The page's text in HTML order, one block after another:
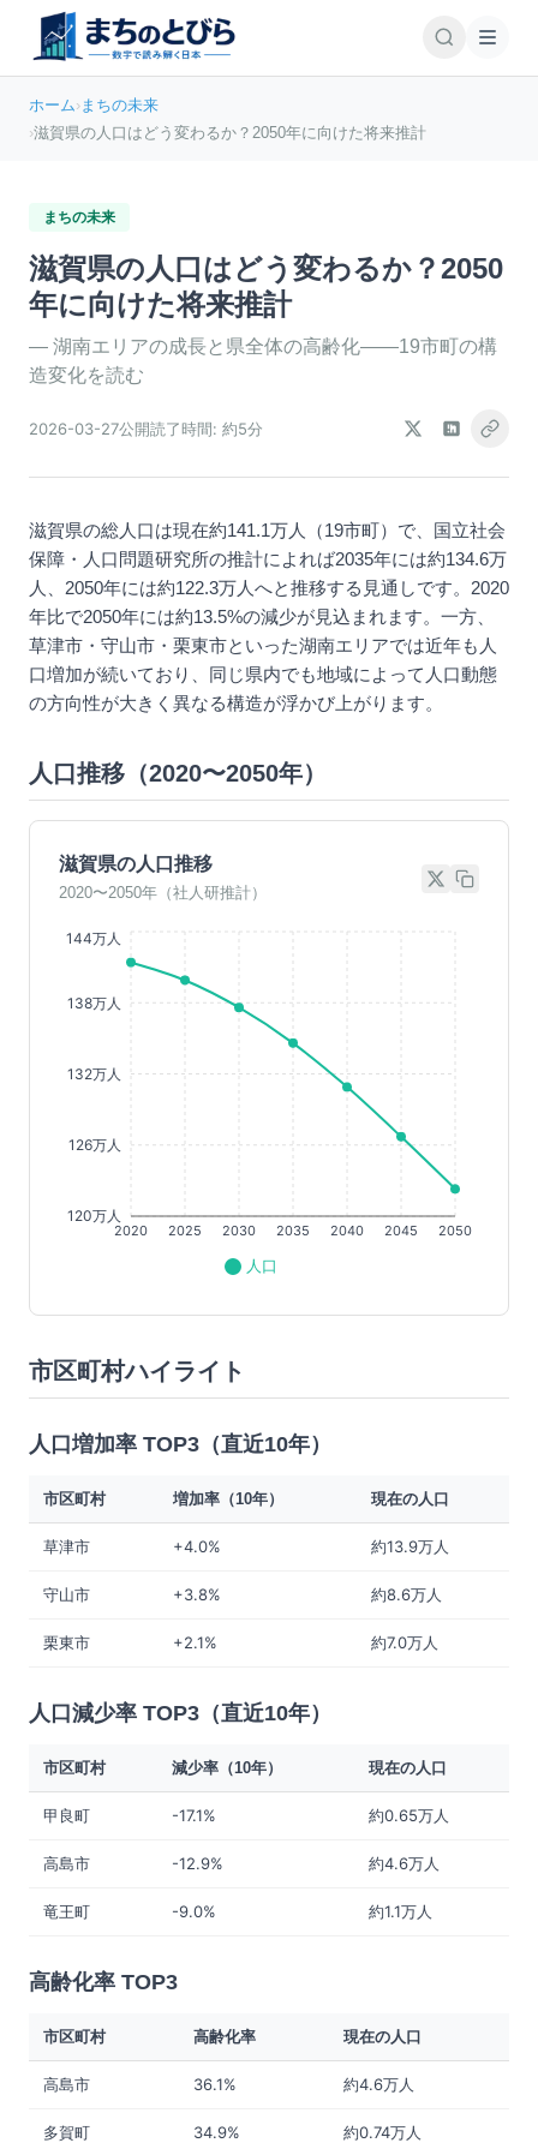
ホーム›まちの未来
›滋賀県の人口はどう変わるか？2050年に向けた将来推計
まちの未来
滋賀県の人口はどう変わるか？2050
年に向けた将来推計
— 湖南エリアの成長と県全体の高齢化——19市町の構
造変化を読む
2026-03-27公開読了時間: 約5分
滋賀県の総人口は現在約141.1万人（19市町）で、国立社会
保障・人口問題研究所の推計によれば2035年には約134.6万
人、2050年には約122.3万人へと推移する見通しです。2020
年比で2050年には約13.5%の減少が見込まれます。一方、
草津市・守山市・栗東市といった湖南エリアでは近年も人
口増加が続いており、同じ県内でも地域によって人口動態
の方向性が大きく異なる構造が浮かび上がります。
人口推移（2020〜2050年）
滋賀県の人口推移
2020〜2050年（社人研推計）
2020 2025 2030 2035 2040 2045 2050
120万人
126万人
132万人
138万人
144万人
人口
市区町村ハイライト
人口増加率 TOP3（直近10年）
市区町村 増加率（10年） 現在の人口
草津市 +4.0% 約13.9万人
守山市 +3.8% 約8.6万人
栗東市 +2.1% 約7.0万人
人口減少率 TOP3（直近10年）
市区町村 減少率（10年） 現在の人口
甲良町 -17.1% 約0.65万人
高島市 -12.9% 約4.6万人
竜王町 -9.0% 約1.1万人
高齢化率 TOP3
市区町村 高齢化率 現在の人口
高島市 36.1% 約4.6万人
多賀町 34.9% 約0.74万人